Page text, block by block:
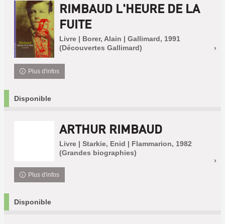
RIMBAUD L'HEURE DE LA
FUITE
Livre | Borer, Alain | Gallimard, 1991
(Découvertes Gallimard)
Plus d'infos
Disponible
ARTHUR RIMBAUD
Livre | Starkie, Enid | Flammarion, 1982
(Grandes biographies)
Plus d'infos
Disponible